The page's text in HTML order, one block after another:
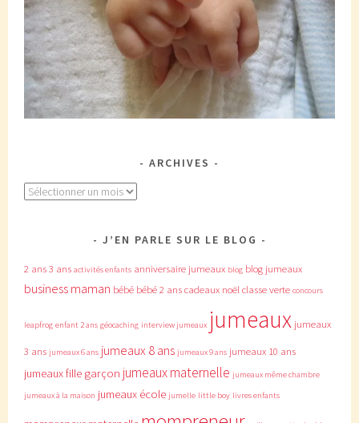
ARCHIVES
Archives
J’EN PARLE SUR LE BLOG
2 ans3 ans activités enfants anniversaire jumeaux blog blog jumeaux
business maman bébé bébé 2 anscadeaux noëlclasse verte concours
leapfrog enfant 2 ans géocaching interview jumeaux jumeaux jumeaux
3 ans jumeaux 6 ans jumeaux 8 ans jumeaux 9 ans jumeaux 10 ans
jumeaux fille garçon jumeaux maternelle jumeaux même chambre
jumeaux à la maison jumeaux école jumelle little boy livres enfants